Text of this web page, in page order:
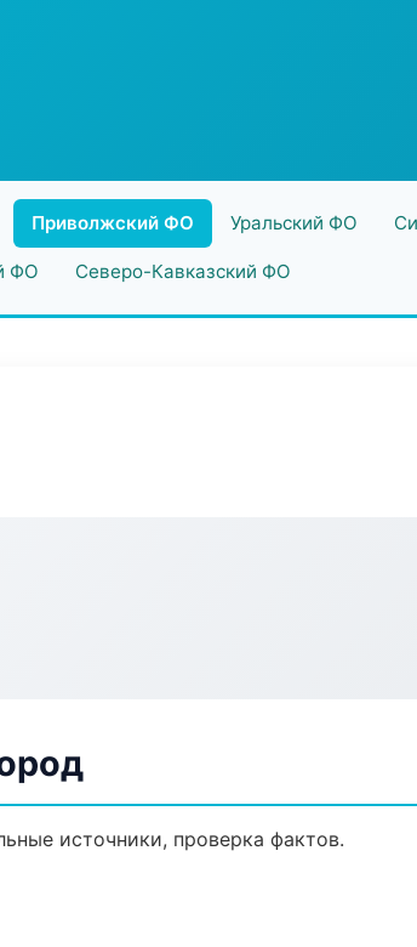
Приволжский ФО Уральский ФО
ФО Северо-Кавказский ФО
источники, проверка фактов.